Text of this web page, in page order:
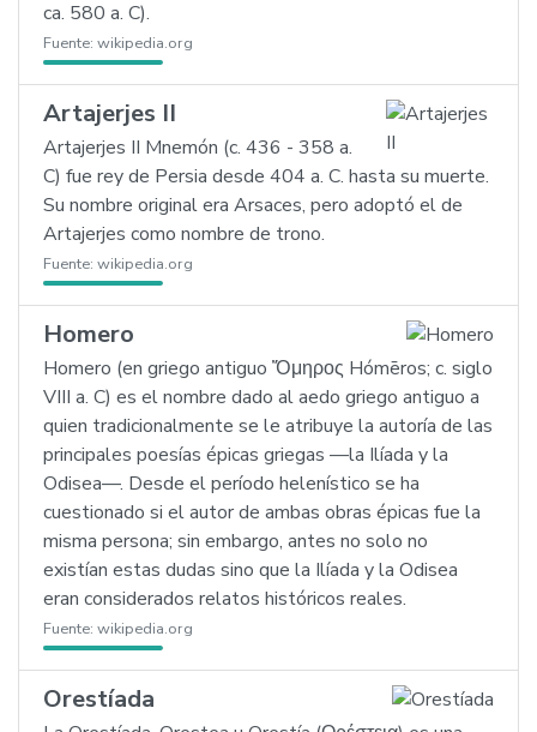
ca. 580 a. C).
Fuente: wikipedia.org
Artajerjes II
Artajerjes II Mnemón (c. 436 - 358 a.
C) fue rey de Persia desde 404 a. C. hasta su muerte.
Su nombre original era Arsaces, pero adoptó el de
Artajerjes como nombre de trono.
Fuente: wikipedia.org
Homero
Homero (en griego antiguo Ὅμηρος Hómēros; c. siglo
VIII a. C) es el nombre dado al aedo griego antiguo a
quien tradicionalmente se le atribuye la autoría de las
principales poesías épicas griegas —la Ilíada y la
Odisea—. Desde el período helenístico se ha
cuestionado si el autor de ambas obras épicas fue la
misma persona; sin embargo, antes no solo no
existían estas dudas sino que la Ilíada y la Odisea
eran considerados relatos históricos reales.
Fuente: wikipedia.org
Orestíada